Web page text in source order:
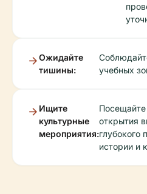
Ожидайте
тишины:
учебных
Ищите
культурные
мероприятия:
открытия
глубокого
истории и